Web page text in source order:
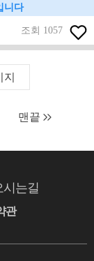
니다
조회 1057
맨끝
시는길
관